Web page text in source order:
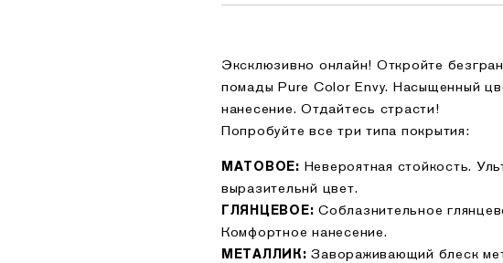
Эксклюзивно онлайн! Откройте
помады Pure Color Envy. Насыщенный
нанесение. Отдайтесь страсти!
Попробуйте все три типа покрытия:
МАТОВОЕ: Невероятная стойкость.
выразительнй цвет.
ГЛЯНЦЕВОЕ:Соблазнительное
Комфортное нанесение.
МЕТАЛЛИК:Завораживающий блеск